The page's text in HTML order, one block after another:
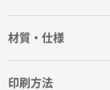
材質・仕様
印刷方法